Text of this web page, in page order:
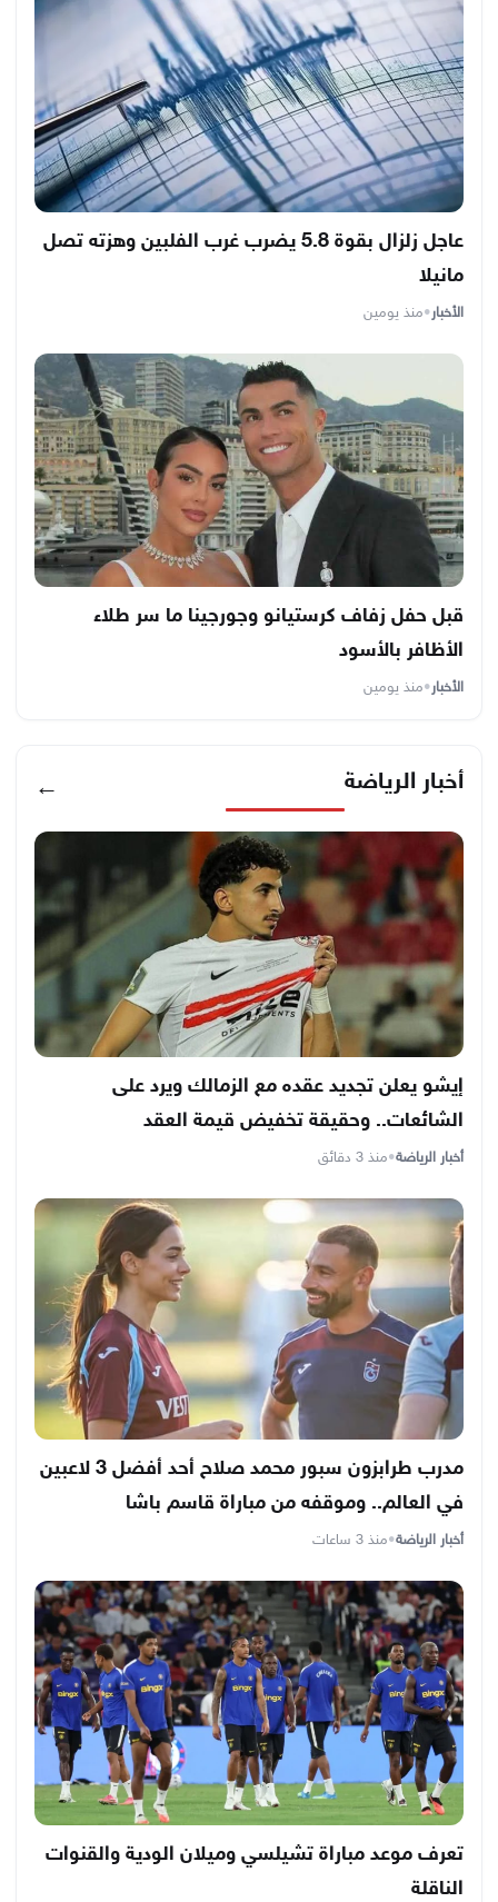
عاجل زلزال بقوة 5.8 يضرب غرب الفلبين وهزته تصل
مانيلا
الأخبار•منذ يومين
قبل حفل زفاف كرستيانو وجورجينا ما سر طلاء
الأظافر بالأسود
الأخبار•منذ يومين
أخبار الرياضة ←
إيشو يعلن تجديد عقده مع الزمالك ويرد على
الشائعات.. وحقيقة تخفيض قيمة العقد
أخبار الرياضة•منذ 3 دقائق
مدرب طرابزون سبور محمد صلاح أحد أفضل 3 لاعبين
في العالم.. وموقفه من مباراة قاسم باشا
أخبار الرياضة•منذ 3 ساعات
تعرف موعد مباراة تشيلسي وميلان الودية والقنوات
الناقلة